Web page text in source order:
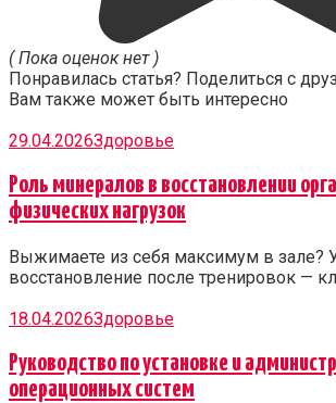
( Пока оценок нет )
Понравилась статья? Поделиться с
Вам также может быть интересно
29.04.2026Здоровье
Роль минералов в восстановлении
физических нагрузок
Выжимаете из себя максимум в зале?
восстановление после тренировок —
18.04.2026Здоровье
Руководство по установке и
операционных систем